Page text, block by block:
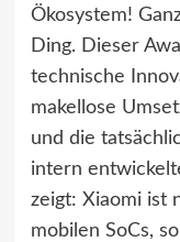
Ökosystem!
Ding. Dieser
technische
makellose
und die
intern
zeigt: Xiaomi ist
mobilen SoCs,